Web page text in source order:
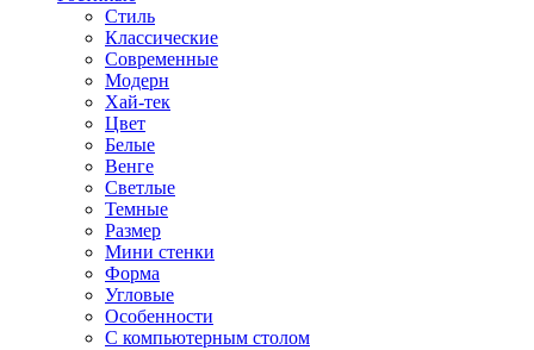
Стиль
Классические
Современные
Модерн
Хай-тек
Цвет
Белые
Венге
Светлые
Темные
Размер
Мини стенки
Форма
Угловые
Особенности
С компьютерным столом